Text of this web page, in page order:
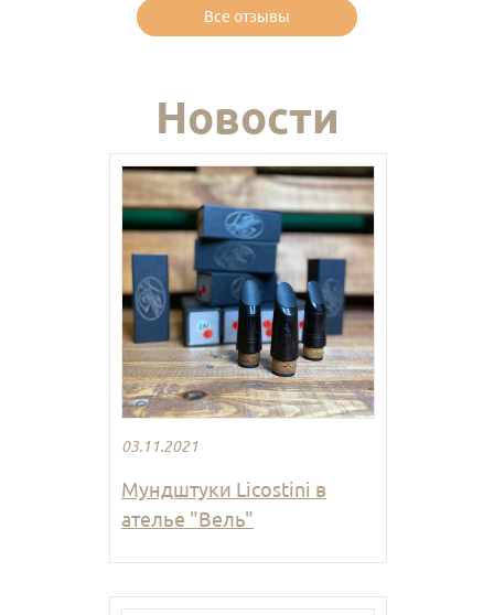
Все отзывы
Новости
03.11.2021
Мундштуки Licostini в
ателье "Вель"